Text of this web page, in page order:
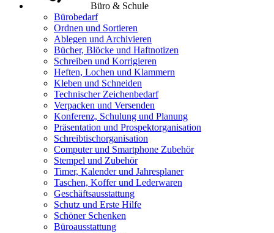
Büro & Schule
Bürobedarf
Ordnen und Sortieren
Ablegen und Archivieren
Bücher, Blöcke und Haftnotizen
Schreiben und Korrigieren
Heften, Lochen und Klammern
Kleben und Schneiden
Technischer Zeichenbedarf
Verpacken und Versenden
Konferenz, Schulung und Planung
Präsentation und Prospektorganisation
Schreibtischorganisation
Computer und Smartphone Zubehör
Stempel und Zubehör
Timer, Kalender und Jahresplaner
Taschen, Koffer und Lederwaren
Geschäftsausstattung
Schutz und Erste Hilfe
Schöner Schenken
Büroausstattung